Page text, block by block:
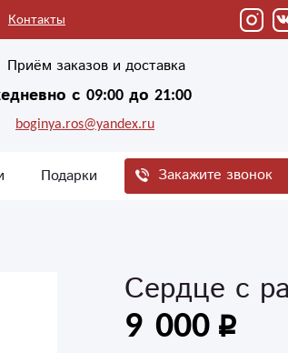
Контакты
Приём заказов и доставка
с 09:00 до 21:00
boginya.ros@yandex.ru
Подарки Закажите звонок
Сердце с
9 000